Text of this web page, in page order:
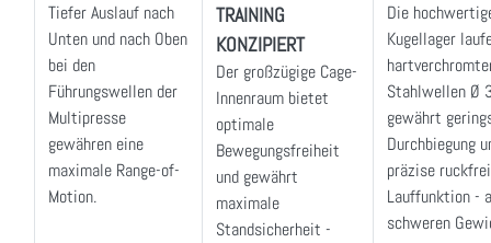
Tiefer Auslauf nach
Unten und nach Oben
bei den
Führungswellen der
Multipresse
gewähren eine
maximale Range-of-
Motion.
TRAINING
KONZIPIERT
Der großzügige Cage-
Innenraum bietet
optimale
Bewegungsfreiheit
und gewährt
maximale
Standsicherheit -
Die
Kugellager
Stahlwellen Ø
gewährt
Durchbiegung
präzise
Lauffunktion -
schweren